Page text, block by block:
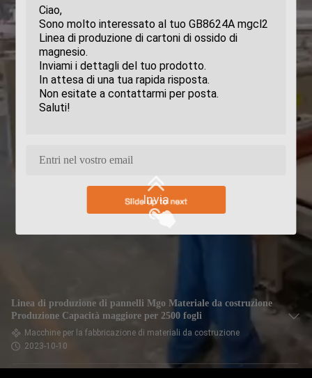
Invia
Linea di produzione di pannelli Mgo Materiale da costruzione
Produzione Capacità maggiore per 2500 fogli
Macchine per la fabbricazione di materiali da costruzione
2023-10-10